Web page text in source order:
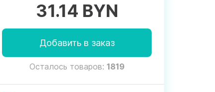
31.14 BYN
Добавить в заказ
Осталось товаров: 1819